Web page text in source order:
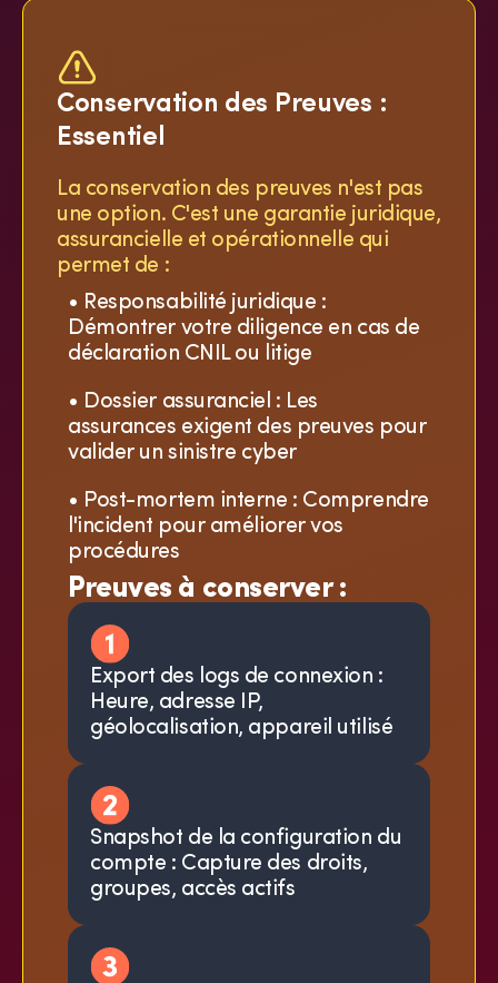
Conservation des Preuves :
Essentiel
La conservation des preuves n'est pas
une option. C'est une garantie juridique,
assurancielle et opérationnelle qui
permet de :
• Responsabilité juridique :
Démontrer votre diligence en cas de
déclaration CNIL ou litige
• Dossier assuranciel : Les
assurances exigent des preuves pour
valider un sinistre cyber
• Post-mortem interne : Comprendre
l'incident pour améliorer vos
procédures
Preuves à conserver :
Export des logs de connexion :
Heure, adresse IP,
géolocalisation, appareil utilisé
Snapshot de la configuration du
compte : Capture des droits,
groupes, accès actifs